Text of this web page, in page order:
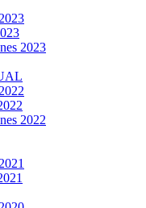
2023
2022